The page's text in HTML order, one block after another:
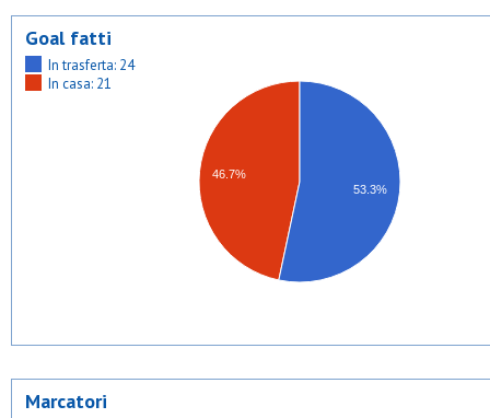
46.7%
53.3%
Goal fatti
In trasferta: 24
In casa: 21
Marcatori